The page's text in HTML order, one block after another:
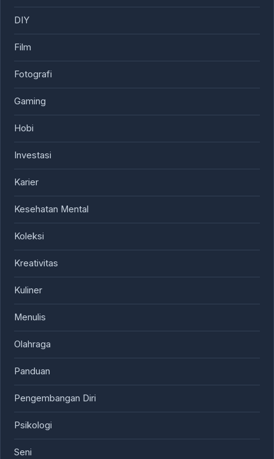
DIY
Film
Fotografi
Gaming
Hobi
Investasi
Karier
Kesehatan Mental
Koleksi
Kreativitas
Kuliner
Menulis
Olahraga
Panduan
Pengembangan Diri
Psikologi
Seni